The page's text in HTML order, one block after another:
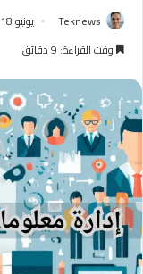
Teknews يونيو 18, 2026
وقت القراءة: 9 دقائق